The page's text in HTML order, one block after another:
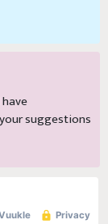
suggestions